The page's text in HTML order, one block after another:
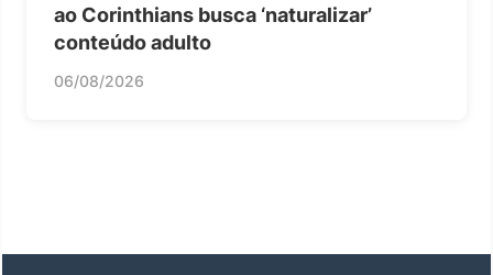
ao Corinthians busca ‘naturalizar’
conteúdo adulto
06/08/2026